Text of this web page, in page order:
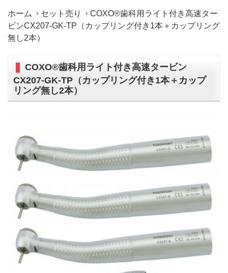
ホーム セット売り
COXO®歯科用ライト付き高速ター
ビンCX207-GK-TP（カップリング付き1本＋カップリング
無し2本）
COXO®歯科用ライト付き高速タービン
CX207-GK-TP（カップリング付き1本＋カップ
リング無し2本）